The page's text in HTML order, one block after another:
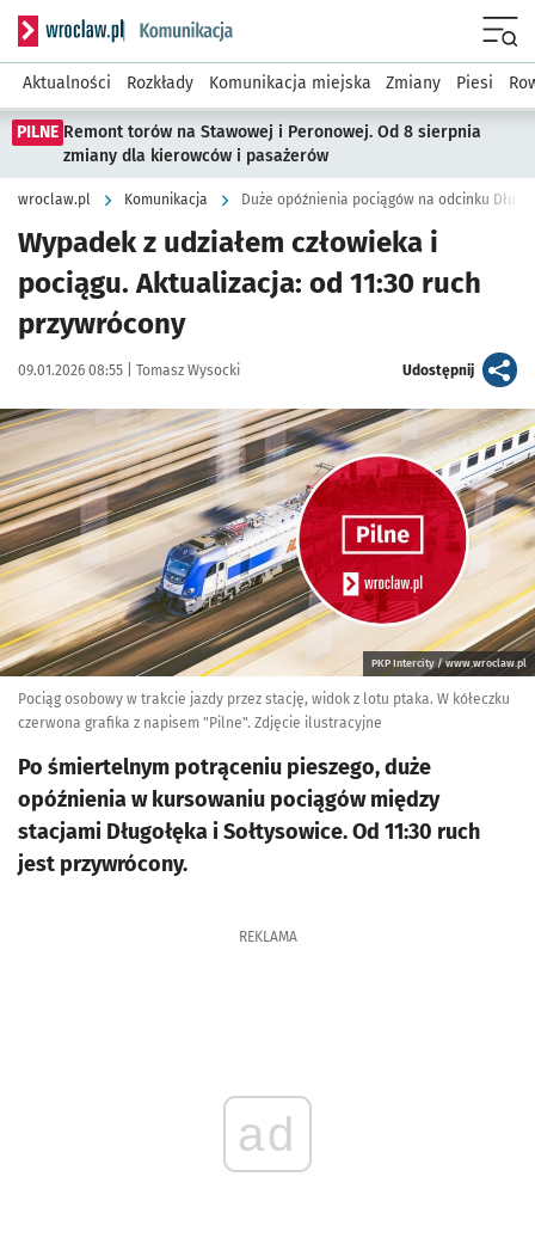
Serwis informacyjny wroclaw.pl podserwis: Komunikacja
Aktualności Rozkłady Komunikacja miejska Zmiany Piesi
PILNE Remont torów na Stawowej i Peronowej. Od 8 sierpnia
zmiany dla kierowców i pasażerów
wroclaw.pl Komunikacja Duże opóźnienia pociągów na odcinku
Wypadek z udziałem człowieka i
pociągu. Aktualizacja: od 11:30 ruch
przywrócony
Data publikacji:
09.01.2026 08:55 | Autor:
Tomasz Wysocki Udostępnijartykuł
Kliknij, aby powiększyć
PKP Intercity / www.wroclaw.pl
Pociąg osobowy w trakcie jazdy przez stację, widok z lotu ptaka. W kółeczku
czerwona grafika z napisem "Pilne". Zdjęcie ilustracyjne
Po śmiertelnym potrąceniu pieszego, duże
opóźnienia w kursowaniu pociągów między
stacjami Długołęka i Sołtysowice. Od 11:30 ruch
jest przywrócony.
REKLAMA
ad